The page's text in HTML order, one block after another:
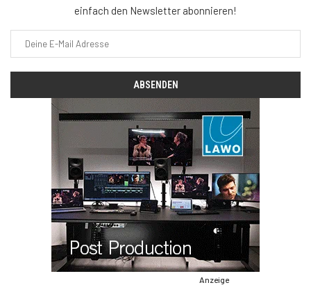
einfach den Newsletter abonnieren!
Anzeige